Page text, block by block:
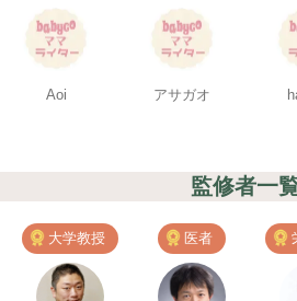
Aoi アサガオ
監修者一
大学教授 医者